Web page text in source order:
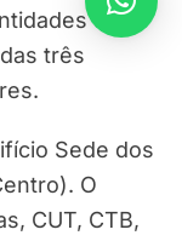
dos
três
Sede dos
O
CUT, CTB,